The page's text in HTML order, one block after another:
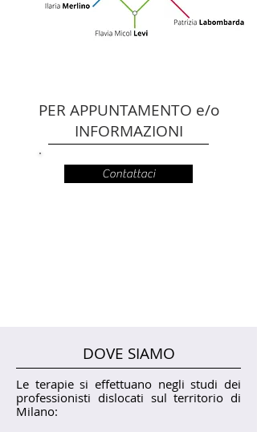
PER APPUNTAMENTO e/o
INFORMAZIONI
Contattaci
DOVE SIAMO
Le terapie si effettuano negli studi dei
professionisti dislocati sul territorio di
Milano: